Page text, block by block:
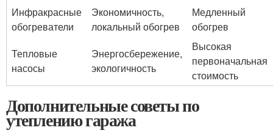
Инфракрасные
обогреватели
Экономичность,
локальный обогрев
Медленный
обогрев
Тепловые
насосы
Энергосбережение,
экологичность
Высокая
первоначальная
стоимость
Дополнительные советы по
утеплению гаража